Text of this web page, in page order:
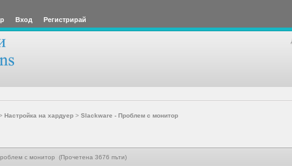
Вход Регистрирай
Настройка на хардуер> Slackware - Проблем с монитор
с монитор (Прочетена 3676 пъти)